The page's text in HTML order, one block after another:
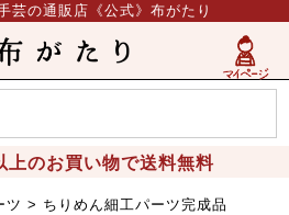
芸の通販店《公式》布がたり
上のお買い物で送料無料
ツ
ちりめん細工パーツ完成品